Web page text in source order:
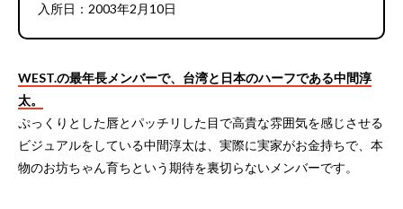
入所日：2003年2月10日
WEST.の最年長メンバーで、台湾と日本のハーフである中間淳
太。
ぷっくりとした唇とパッチリした目で高貴な雰囲気を感じさせる
ビジュアルをしている中間淳太は、実際に実家がお金持ちで、本
物のお坊ちゃん育ちという期待を裏切らないメンバーです。